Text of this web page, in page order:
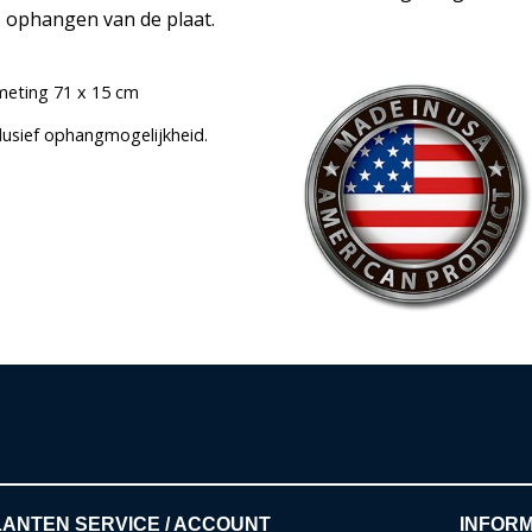
ophangen van de plaat.
71 x 15 cm
ophangmogelijkheid.
SERVICE / ACCOUNT